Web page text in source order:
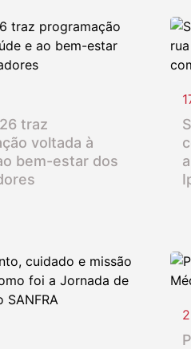
traz
voltada à
bem-estar dos